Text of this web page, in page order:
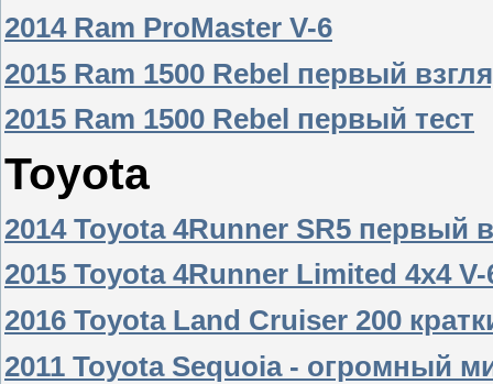
2014 Ram ProMaster V-6
2015 Ram 1500 Rebel первый
2015 Ram 1500 Rebel первый тест
Toyota
2014 Toyota 4Runner SR5 первый
2015 Toyota 4Runner Limited 4x4
2016 Toyota Land Cruiser 200
2011 Toyota Sequoia - огромный